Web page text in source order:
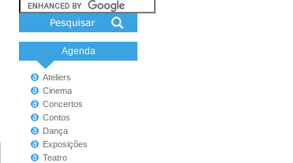
Agenda
Ateliers
Cinema
Concertos
Contos
Dança
Exposições
Teatro